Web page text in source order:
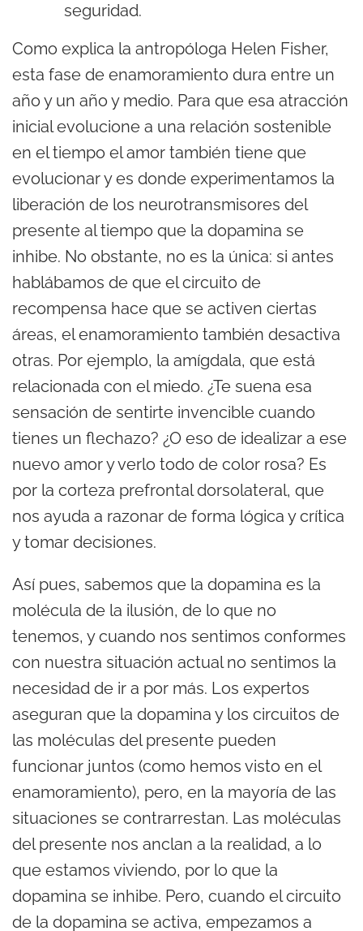
seguridad.
Como explica la antropóloga Helen Fisher,
esta fase de enamoramiento dura entre un
año y un año y medio. Para que esa atracción
inicial evolucione a una relación sostenible
en el tiempo el amor también tiene que
evolucionar y es donde experimentamos la
liberación de los neurotransmisores del
presente al tiempo que la dopamina se
inhibe. No obstante, no es la única: si antes
hablábamos de que el circuito de
recompensa hace que se activen ciertas
áreas, el enamoramiento también desactiva
otras. Por ejemplo, la amígdala, que está
relacionada con el miedo. ¿Te suena esa
sensación de sentirte invencible cuando
tienes un flechazo? ¿O eso de idealizar a ese
nuevo amor y verlo todo de color rosa? Es
por la corteza prefrontal dorsolateral, que
nos ayuda a razonar de forma lógica y crítica
y tomar decisiones.
Así pues, sabemos que la dopamina es la
molécula de la ilusión, de lo que no
tenemos, y cuando nos sentimos conformes
con nuestra situación actual no sentimos la
necesidad de ir a por más. Los expertos
aseguran que la dopamina y los circuitos de
las moléculas del presente pueden
funcionar juntos (como hemos visto en el
enamoramiento), pero, en la mayoría de las
situaciones se contrarrestan. Las moléculas
del presente nos anclan a la realidad, a lo
que estamos viviendo, por lo que la
dopamina se inhibe. Pero, cuando el circuito
de la dopamina se activa, empezamos a